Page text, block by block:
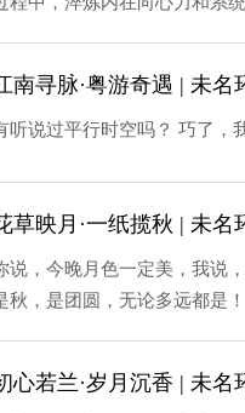
南寻脉·粤游奇遇 | 未名
草映月·一纸揽秋 | 未名
说，今晚月色一定美，我说
秋，是团圆，无论多远都是
心若兰·岁月沉香 | 未